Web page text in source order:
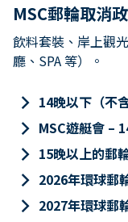
MSC郵輪取消
飲料套裝、岸上觀
廳、SPA 等）。
keyboard_arrow_right 14晚以下（不
keyboard_arrow_right MSC遊艇會 –
keyboard_arrow_right 15晚以上的郵
keyboard_arrow_right 2026年環球郵
keyboard_arrow_right 2027年環球郵